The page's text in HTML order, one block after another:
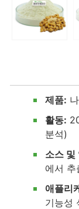
제품:
활동:
분석)
소스 및
에서 추
애플리
기능성